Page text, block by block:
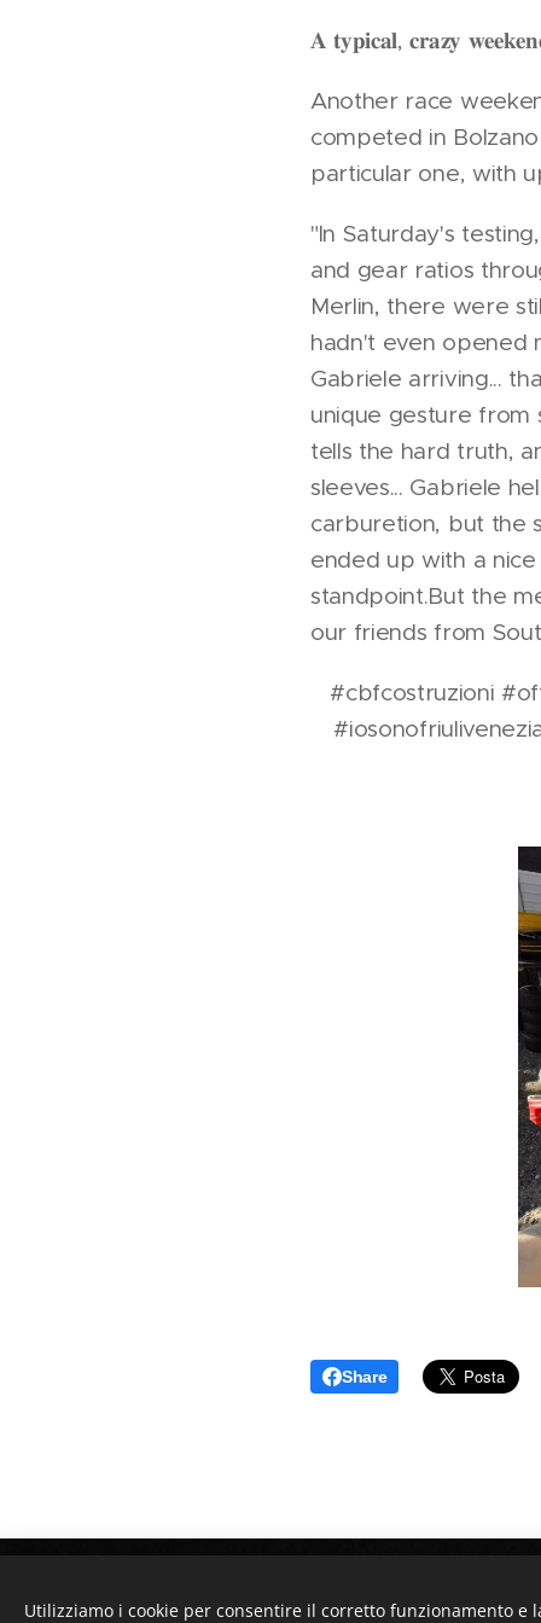
𝐀 𝐭𝐲𝐩𝐢𝐜𝐚𝐥, 𝐜𝐫𝐚𝐳𝐲
Another race
competed in
particular one, with
"In Saturday's
and gear ratios
Merlin, there were
hadn't even opened
Gabriele arriving...
unique gesture from
tells the hard truth,
sleeves... Gabriele
carburetion, but the
ended up with a
standpoint.But the
our friends from
#cbfcostruzioni
Share
Utilizziamo i cookie per consentire il corretto funzionamento e